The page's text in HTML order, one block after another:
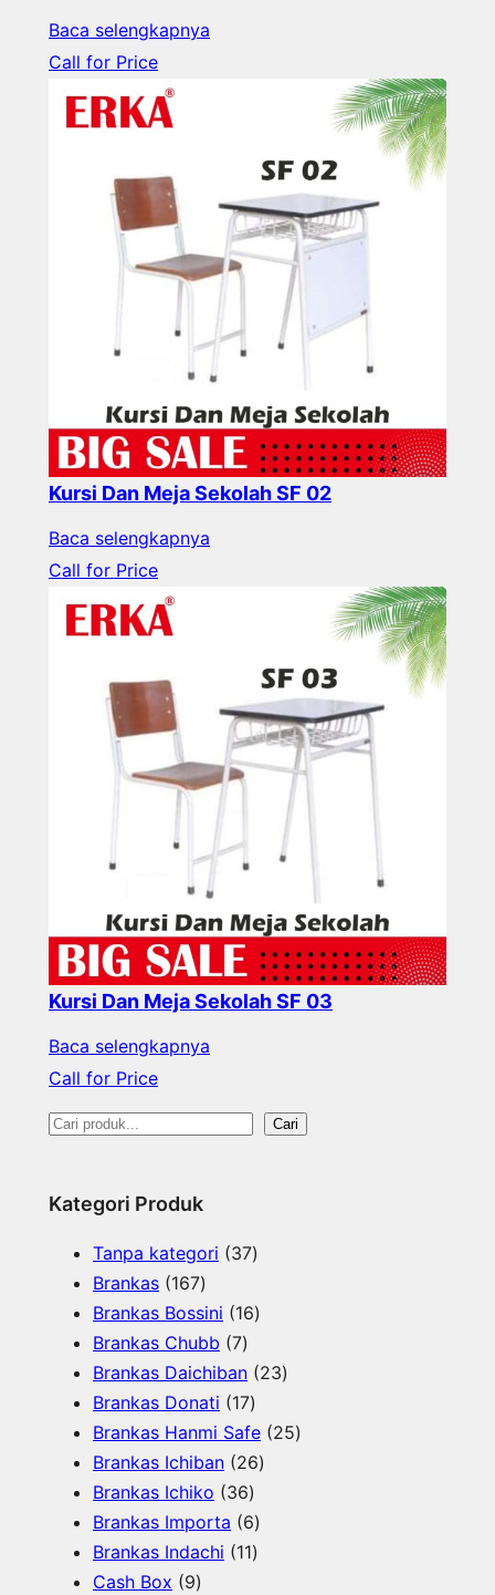
Baca selengkapnya
Call for Price
Kursi Dan Meja Sekolah SF 02
Baca selengkapnya
Call for Price
Kursi Dan Meja Sekolah SF 03
Baca selengkapnya
Call for Price
S
a
Cari
Kategori Produk
Tanpa kategori 373
P
o
d
u
k
Brankas 1671
6
7
P
r
o
d
u
k
Brankas Bossini 161
P
r
o
d
k
Brankas Chubb 77
P
r
o
d
u
k
Brankas Daichiban 232
P
Brankas Donati 171
7
P
r
o
d
Brankas Hanmi Safe 252
Brankas Ichiban 262
P
Brankas Ichiko 363
6
P
Brankas Importa 66
P
Brankas Indachi 111
Cash Box 99